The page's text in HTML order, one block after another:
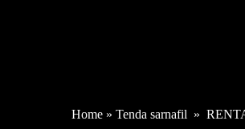
Home» Tenda sarnafil »